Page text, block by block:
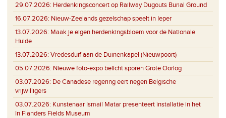
29.07.2026: Herdenkingsconcert op Railway Dugouts Burial Ground
16.07.2026: Nieuw-Zeelands gezelschap speelt in Ieper
13.07.2026: Maak je eigen herdenkingsbloem voor de Nationale
Hulde
13.07.2026: Vredesduif aan de Duinenkapel (Nieuwpoort)
05.07.2026: Nieuwe foto-expo belicht sporen Grote Oorlog
03.07.2026: De Canadese regering eert negen Belgische
vrijwilligers
03.07.2026: Kunstenaar Ismail Matar presenteert installatie in het
In Flanders Fields Museum